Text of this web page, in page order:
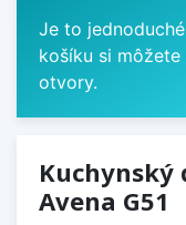
Je to
košíku si
otvory.
Kuchynský
Avena G51